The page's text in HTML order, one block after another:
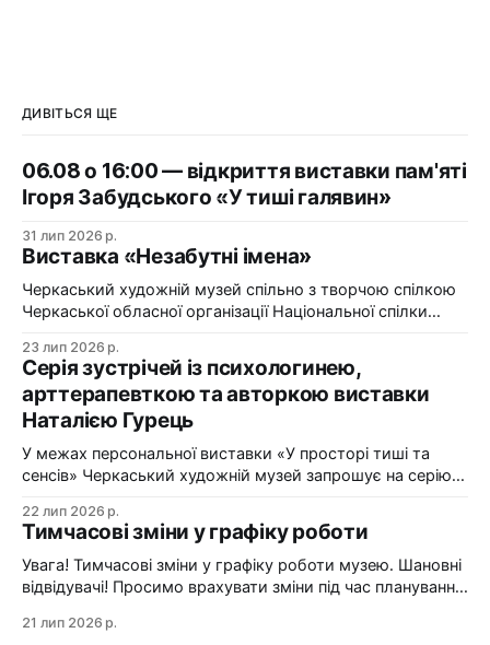
ДИВІТЬСЯ ЩЕ
06.08 о 16:00 — відкриття виставки пам'яті
Ігоря Забудського «У тиші галявин»
31 лип 2026 р.
Виставка «Незабутні імена»
Черкаський художній музей спільно з творчою спілкою
Черкаської обласної організації Національної спілки
імена». Виставка «Незабутні імена» — це мистецька
подорож у творчий спадок художників Черкащини, чий
життєвий шлях вже завершилися, але їх талант і
сьогодні продовжує промовляти до глядача мовою
образів, кольору та форми. До огляду
23 лип 2026 р.
Серія зустрічей із психологинею,
арттерапевткою та авторкою виставки
Наталією Гурець
У межах персональної виставки «У просторі тиші та
сенсів» Черкаський художній музей запрошує на серію
авторкою виставки Наталією Гурець. Протягом
виставки відбудеться цикл подій, у яких мистецтво стає
простором для діалогу, творчого досвіду та
самопізнання. Арттерапевтичні зустрічі з Наталією
22 лип 2026 р.
Тимчасові зміни у графіку роботи
Увага! Тимчасові зміни у графіку роботи музею. Шановні
відвідувачі! Просимо врахувати зміни під час планування
(п'ятниця) — санітарний день. Музей зачинено. 25–26
21 лип 2026 р.